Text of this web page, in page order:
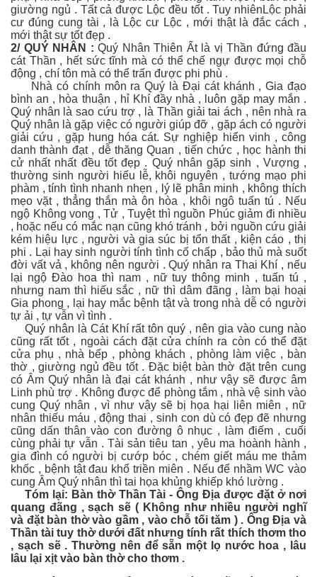
giường ngủ . Tất cả được Lộc đều tốt . Tuy nhiênLộc phải
cư đúng cung tài , là Lộc cư Lộc , mới thật là đắc cách ,
mới thật sự tốt đẹp .
2/ QUÝ NHÂN : Quý Nhân Thiên Ất là vị Thần đứng đầu
cát Thần , hết sức tĩnh mà có thể chế ngự được mọi chỗ
động , chí tôn mà có thể trấn được phi phù .
Nhà có chính môn ra Quý là Đại cát khánh , Gia đạo
bình an , hòa thuận , hỉ Khí đầy nhà , luôn gặp may mắn .
Quý nhân là sao cứu trợ , là Thần giải tai ách , nên nhà ra
Quý nhân là gặp việc có người giúp đỡ , gặp ách có người
giải cứu , gặp hung hóa cát. Sự nghiệp hiển vinh , công
danh thành đạt , dễ thăng Quan , tiến chức , học hành thi
cử nhất nhất đều tốt đẹp . Quý nhân gặp sinh , Vượng ,
thường sinh người hiếu lễ, khôi nguyên , tướng mạo phi
phàm , tính tình nhanh nhẹn , lý lẽ phân minh , không thích
mẹo vặt , thẳng thắn mà ôn hòa , khôi ngô tuấn tú . Nếu
ngộ Không vong , Tử , Tuyệt thì nguồn Phúc giảm đi nhiều
, hoặc nếu có mắc nạn cũng khó tránh , bởi nguồn cứu giải
kém hiệu lực , người và gia súc bị tổn thất , kiện cáo , thị
phi . Lại hay sinh người tính tình cố chấp , bảo thủ mà suốt
đời vất vả , không nên người . Quý nhân ra Thai Khí , nếu
lại ngộ Đào hoa thì nam , nữ tuy thông minh , tuấn tú ,
nhưng nam thì hiếu sắc , nữ thì dâm đãng , làm bại hoại
Gia phong , lại hay mắc bệnh tật và trong nhà dễ có người
tự ải , tự vẫn vì tình .
Quý nhân là Cát Khí rất tôn quý , nên gia vào cung nào
cũng rất tốt , ngoài cách đặt cửa chính ra còn có thể đặt
cửa phụ , nhà bếp , phòng khách , phòng làm việc , bàn
thờ , giường ngủ đều tốt . Đặc biệt bàn thờ đặt trên cung
có Âm Quý nhân là đại cát khánh , như vậy sẽ được âm
Linh phù trợ . Không được để phòng tắm , nhà vệ sinh vào
cung Quý nhân , vì như vậy sẽ bị họa hại liên miên , nữ
nhân thiếu máu , động thai , sinh con dù có đẹp đẽ nhưng
cũng dấn thân vào con đường ô nhục , làm điếm , cuối
cùng phải tự vẫn . Tài sản tiêu tan , yêu ma hoành hành ,
gia đình có người bị cướp bóc , chém giết máu me thảm
khốc , bệnh tật đau khổ triền miên . Nếu để nhầm WC vào
cung Âm Quý nhân thì tai họa khủng khiếp khó lường .
Tóm lại: Bàn thờ Thần Tài - Ông Địa được đặt ở nơi
quang đãng , sạch sẽ ( Không như nhiều người nghĩ
và đặt bàn thờ vào gầm , vào chỗ tối tăm ) . Ông Địa và
Thần tài tuy thờ dưới đất nhưng tính rất thích thơm tho
, sạch sẽ . Thường nên để sẵn một lọ nước hoa , lâu
lâu lại xịt vào bàn thờ cho thơm .